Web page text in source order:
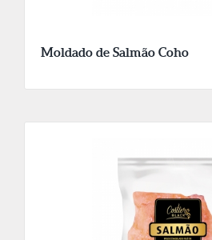
Moldado de Salmão Coho